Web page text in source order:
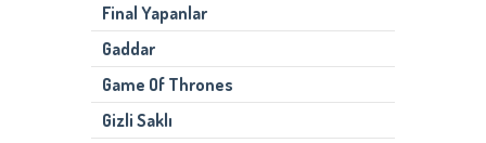
Final Yapanlar
Gaddar
Game Of Thrones
Gizli Saklı